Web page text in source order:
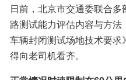
日前，北京市交通委联合
路测试能力评估内容与方
车辆封闭测试场地技术要
得向老司机看齐。